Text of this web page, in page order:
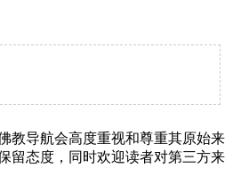
教导航会高度重视和尊重其原始来
留态度，同时欢迎读者对第三方来